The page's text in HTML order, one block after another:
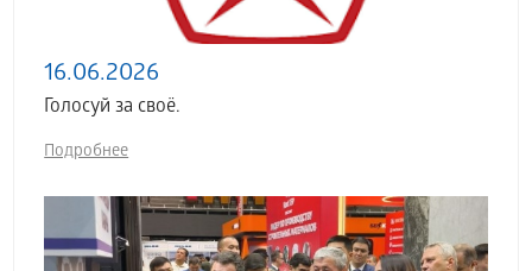
16.06.2026
Голосуй за своё.
Подробнее